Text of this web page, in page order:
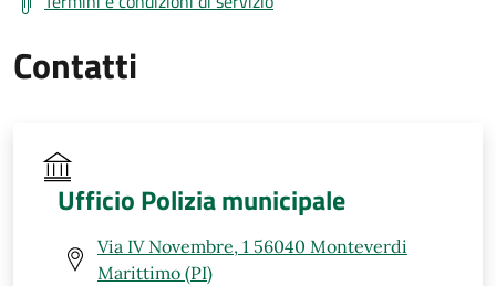
Contatti
Ufficio Polizia municipale
Via IV Novembre, 1 56040 Monteverdi
Marittimo (PI)